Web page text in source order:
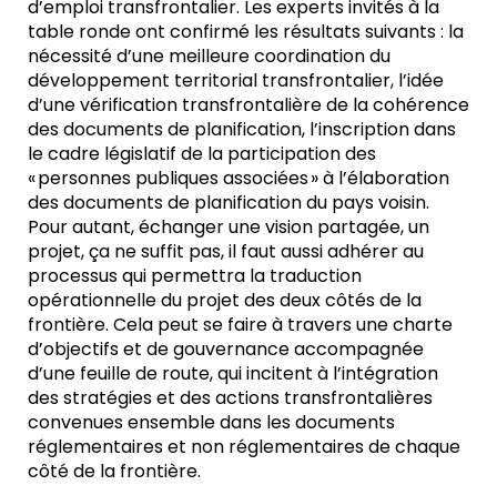
d’emploi transfrontalier. Les experts invités à la
table ronde ont confirmé les résultats suivants : la
nécessité d’une meilleure coordination du
développement territorial transfrontalier, l’idée
d’une vérification transfrontalière de la cohérence
des documents de planification, l’inscription dans
le cadre législatif de la participation des
« personnes publiques associées » à l’élaboration
des documents de planification du pays voisin.
Pour autant, échanger une vision partagée, un
projet, ça ne suffit pas, il faut aussi adhérer au
processus qui permettra la traduction
opérationnelle du projet des deux côtés de la
frontière. Cela peut se faire à travers une charte
d’objectifs et de gouvernance accompagnée
d’une feuille de route, qui incitent à l’intégration
des stratégies et des actions transfrontalières
convenues ensemble dans les documents
réglementaires et non réglementaires de chaque
côté de la frontière.